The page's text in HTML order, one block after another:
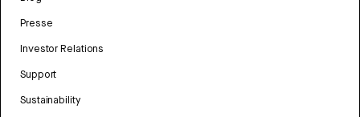
Presse
Investor Relations
Support
Sustainability